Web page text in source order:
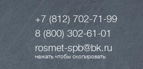
+7 (812) 702-71-99
8 (800) 302-61-01
rosmet-spb@bk.ru
нажать чтобы скопировать